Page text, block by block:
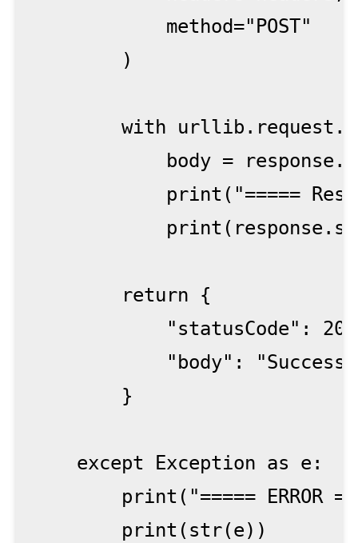
            method="POST"
        )
with
body =
print("=====
        return {
"statusCode":
            "body": "Success"
        }
    except Exception as e:
print("===== ERROR
        print(str(e))